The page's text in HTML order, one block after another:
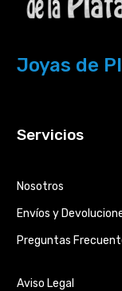
Joyas de
Servicios
Nosotros
Envíos y
Preguntas
Aviso Legal